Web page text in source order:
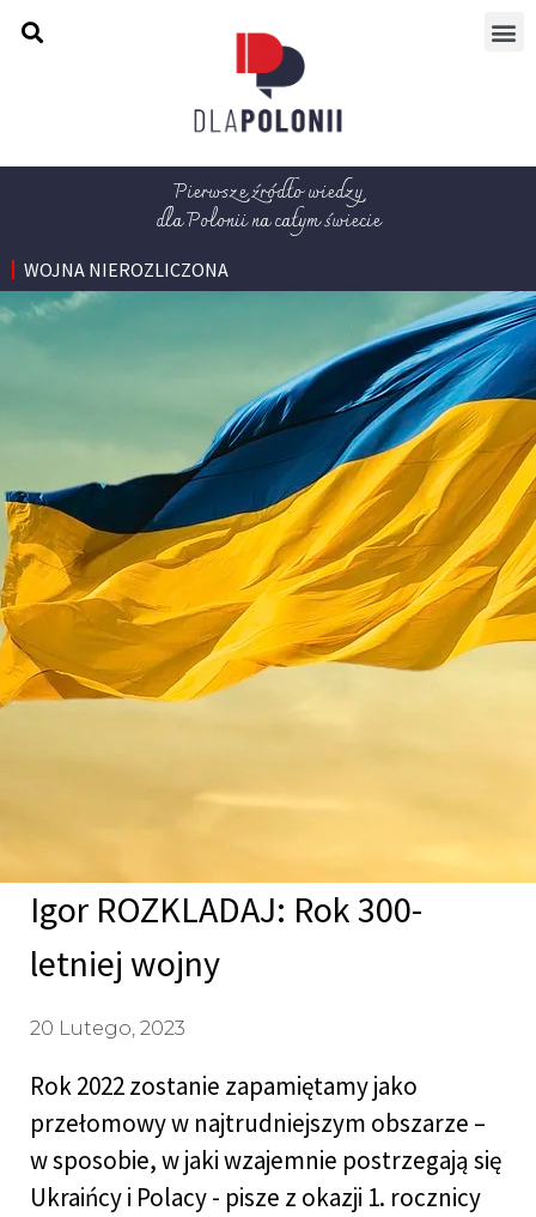
Pierwsze źródło wiedzy
dla Polonii na całym świecie
WOJNA NIEROZLICZONA
Igor ROZKLADAJ: Rok 300-
letniej wojny
20 Lutego, 2023
Rok 2022 zostanie zapamiętamy jako
przełomowy w najtrudniejszym obszarze –
w sposobie, w jaki wzajemnie postrzegają się
Ukraińcy i Polacy - pisze z okazji 1. rocznicy